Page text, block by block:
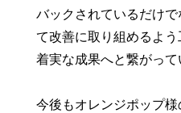
バックされているだけ
て改善に取り組めるよう
着実な成果へと繋がって
今後もオレンジポップ様